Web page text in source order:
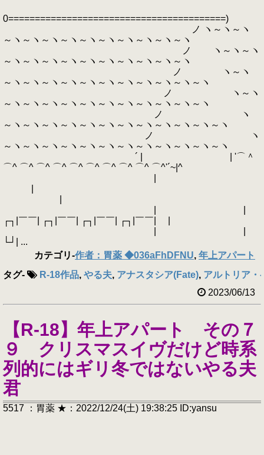
0=========================================)
ノ ヽ～ヽ～ヽ
～ヽ～ヽ～ヽ～ヽ～ヽ～ヽ～ヽ～ヽ～ヽ～ヽ
ノ ヽ～ヽ～ヽ
～ヽ～ヽ～ヽ～ヽ～ヽ～ヽ～ヽ～ヽ～ヽ～ヽ
ノ ヽ～ヽ
～ヽ～ヽ～ヽ～ヽ～ヽ～ヽ～ヽ～ヽ～ヽ～ヽ～ヽ
ノ ヽ～ヽ
～ヽ～ヽ～ヽ～ヽ～ヽ～ヽ～ヽ～ヽ～ヽ～ヽ～ヽ
ノ ヽ
～ヽ～ヽ～ヽ～ヽ～ヽ～ヽ～ヽ～ヽ～ヽ～ヽ～ヽ～ヽ
ノ ヽ
～ヽ～ヽ～ヽ～ヽ～ヽ～ヽ～ヽ～ヽ～ヽ～ヽ～ヽ～ヽ
´ | | '⌒＾
⌒^ ⌒^ ⌒^ ⌒^ ⌒^ ⌒^ ⌒^ ⌒^ ⌒^ ⌒^'´~|^
┌┐|￣￣| ┌┐|￣￣| ┌┐|￣￣| ┌┐|￣￣| |
└┘| ...
カテゴリ-作者：胃薬 ◆036aFhDFNU, 年上アパート
タグ- R-18作品, やる夫, アナスタシア(Fate), アルトリア・
2023/06/13
【R-18】年上アパート その７
９ クリスマスイヴだけど時系
列的にはギリ冬ではないやる夫
君
5517 ：胃薬 ★：2022/12/24(土) 19:38:25 ID:yansu